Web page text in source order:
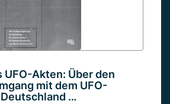
UFO-Akten: Über den
mit dem UFO-
…